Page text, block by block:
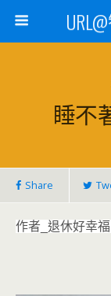
睡不
Share
作者_退休好幸